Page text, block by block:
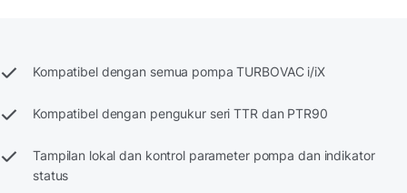
Kompatibel dengan semua pompa TURBOVAC i/iX
Kompatibel dengan pengukur seri TTR dan PTR90
Tampilan lokal dan kontrol parameter pompa dan indikator
status